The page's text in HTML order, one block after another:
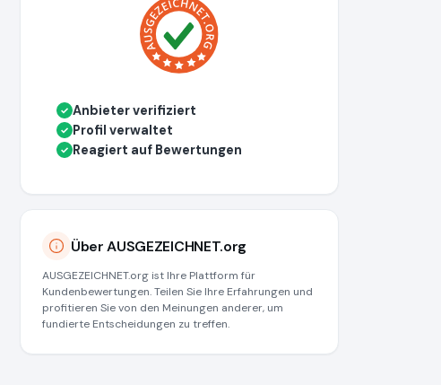
✓ Anbieter verifiziert
✓ Profil verwaltet
✓ Reagiert auf Bewertungen
Über AUSGEZEICHNET.org
AUSGEZEICHNET.org ist Ihre Plattform für
Kundenbewertungen. Teilen Sie Ihre Erfahrungen und
profitieren Sie von den Meinungen anderer, um
fundierte Entscheidungen zu treffen.